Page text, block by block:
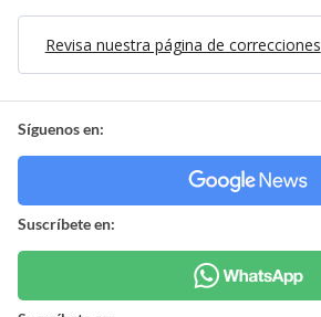
Revisa nuestra página de correcciones
Síguenos en:
Suscríbete en: